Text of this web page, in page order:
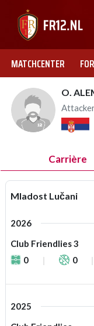
MATCHCENTER
O.
Carrière
Mladost Lučani
2026
Club Friendlies 3
0
0
2025